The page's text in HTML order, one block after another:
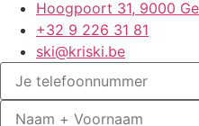
Hoogpoort 31, 9000
+32 9 226 31 81
ski@kriski.be